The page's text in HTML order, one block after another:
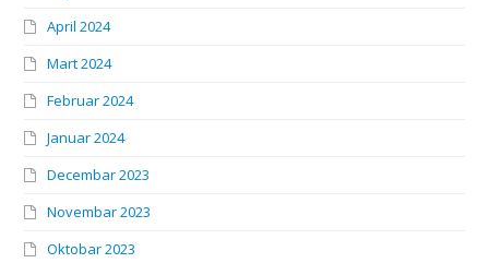
April 2024
Mart 2024
Februar 2024
Januar 2024
Decembar 2023
Novembar 2023
Oktobar 2023